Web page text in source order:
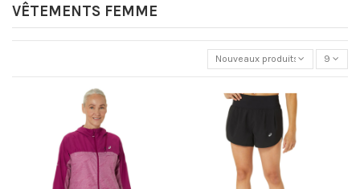
VÊTEMENTS FEMME
Nouveaux produits 9